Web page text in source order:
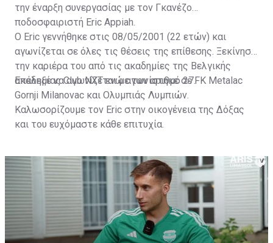
την έναρξη συνεργασίας με τον Γκανέζο
ποδοσφαιριστή Eric Appiah.
Ο Eric γεννήθηκε στις 08/05/2001 (22 ετών) και
αγωνίζεται σε όλες τις θέσεις της επίθεσης. Ξεκίνησε
την καριέρα του από τις ακαδημίες της Βελγικής
ακαδημίας Club NXT ενώ αγωνίστηκε σε FK Metalac
Gornji Milanovac και Ολυμπιάς Λυμπιών.
Επέλεξε να αγωνίζεται με τον αριθμό 27.
Καλωσορίζουμε τον Eric στην οικογένεια της Δόξας
και του ευχόμαστε κάθε επιτυχία.